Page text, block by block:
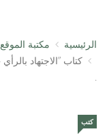
الرئيسية مكتبة الموقع
كتاب ”الاجتهاد
.
كتب